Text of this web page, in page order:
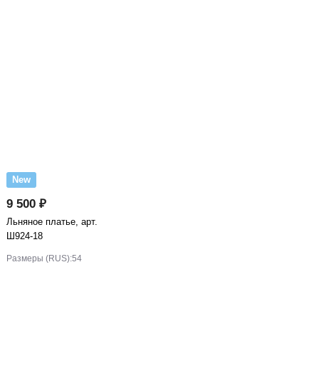
New
9 500 ₽
Льняное платье, арт.
Ш924-18
Размеры (RUS):54